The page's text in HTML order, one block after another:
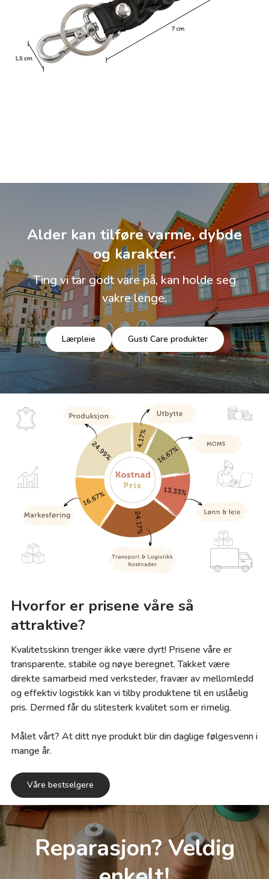
Alder kan tilføre varme, dybde
og karakter.
Ting vi tar godt vare på, kan holde seg
vakre lenge.
Lærpleie Gusti Care produkter
Hvorfor er prisene våre så
attraktive?
Kvalitetsskinn trenger ikke være dyrt! Prisene våre er
transparente, stabile og nøye beregnet. Takket være
direkte samarbeid med verksteder, fravær av mellomledd
og effektiv logistikk kan vi tilby produktene til en uslåelig
pris. Dermed får du slitesterk kvalitet som er rimelig.
Målet vårt? At ditt nye produkt blir din daglige følgesvenn i
mange år.
Våre bestselgere
Reparasjon? Veldig